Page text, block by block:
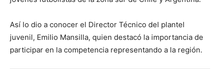
Así lo dio a conocer el Director Técnico del plantel
juvenil, Emilio Mansilla, quien destacó la importancia de
participar en la competencia representando a la región.